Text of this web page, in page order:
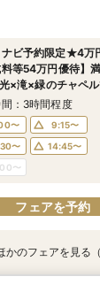
W】貸切邸宅で
装優待付
〜
12:00〜
〜
フェアを予約
★マタニティ限定
ャペル
〜
12:00〜
〜
フェアを予約
イン相談会】遠
場紹介
〜
14:00〜
〜
フェアを予約
ナビ予約限定★4万
料等54万円優待】
×滝×緑のチャペ
：3時間程度
〜
9:15〜
〜
14:45〜
〜
フェアを予約
あり
かのフェアを見る（